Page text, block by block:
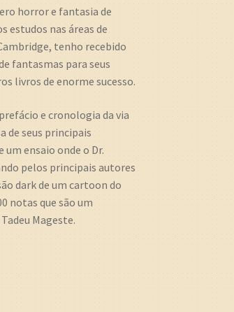
horror e fantasia de
estudos nas áreas de
tenho recebido
fantasmas para seus
livros de enorme sucesso.
e cronologia da via
de seus principais
ensaio onde o Dr.
pelos principais autores
dark de um cartoon do
notas que são um
Mageste.